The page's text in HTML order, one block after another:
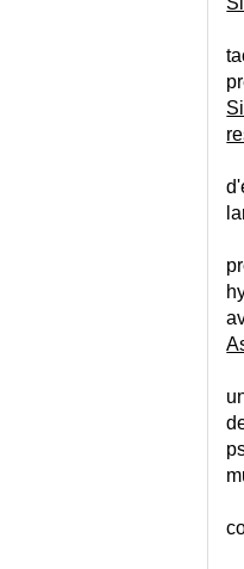
ARTHROSE DE LA
ARTHROSE DE LA
ECHELLE DE
ARTHROSE DE LA
ARTHROSE DES
ARTHROSE DES
ARTHROSE DU
ARTHROSE DU
ECHELLE DE
ARTHROSE DU
ARTHROSE DU
ARTHROSE DU